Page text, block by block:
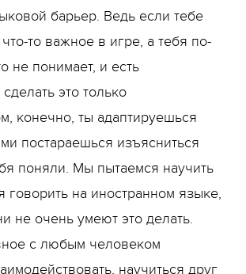
барьер. Ведь если тебе
что-то важное в игре, а тебя по-
не понимает, и есть
это только
конечно, ты адаптируешься
постараешься изъясниться
поняли. Мы пытаемся научить
говорить на иностранном языке,
не очень умеют это делать.
с любым человеком
научиться друг